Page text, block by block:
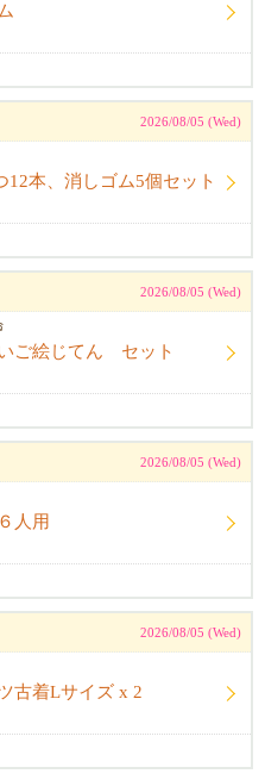
2026/08/05 (Wed)
12本、消しゴム5個セット
2026/08/05 (Wed)
ご絵じてん セット
2026/08/05 (Wed)
人用
2026/08/05 (Wed)
古着Lサイズ x 2